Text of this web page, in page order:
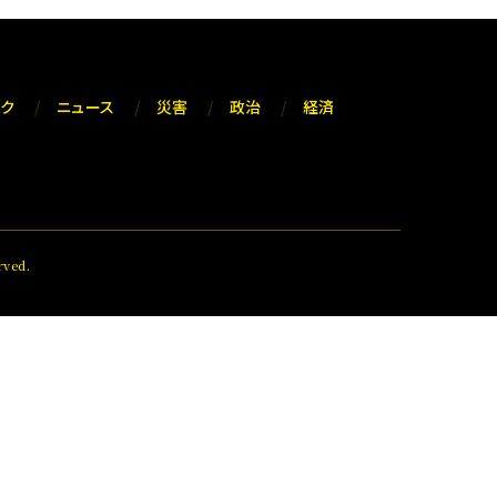
ニュース 災害 政治 経済